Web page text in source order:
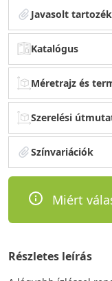
Javasolt
Katalógus
Méretrajz és
Szerelési
Színvariációk
Miért
Részletes leírás